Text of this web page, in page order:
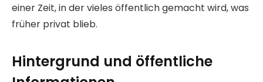
einer Zeit, in der vieles öffentlich gemacht wird, was
früher privat blieb.
Hintergrund und öffentliche